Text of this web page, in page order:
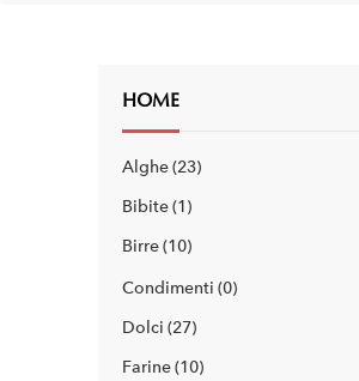
HOME
Alghe 23
Bibite 1
Birre 10
Condimenti 0
Dolci 27
Farine 10